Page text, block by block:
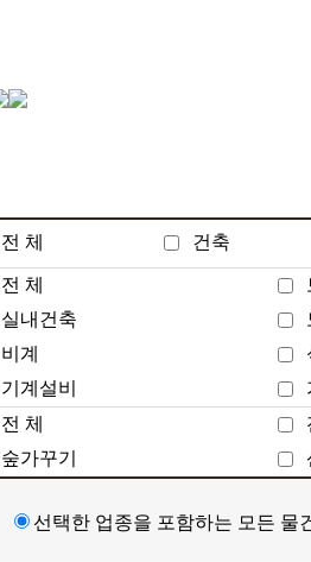
전 체 건축
전 체
실내건축
비계
기계설비
전 체
숲가꾸기
선택한 업종을 포함하는 모든 물